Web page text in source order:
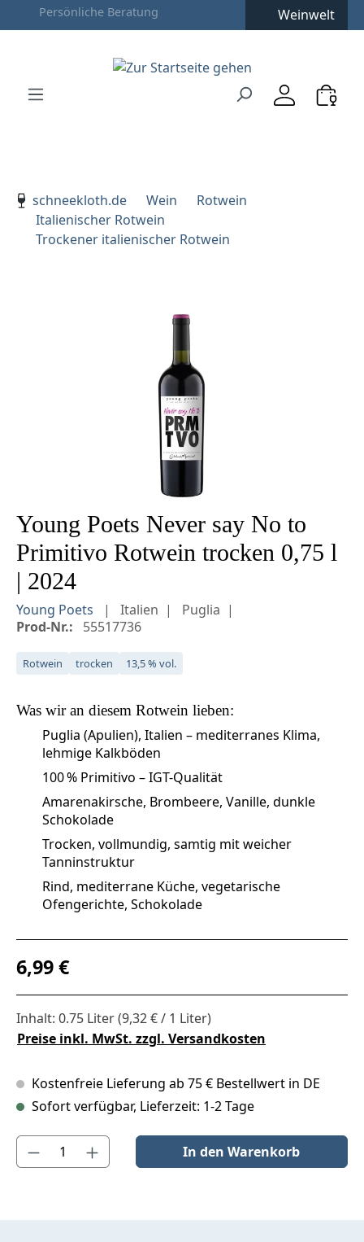
Zum Hauptinhalt springen
Zur Hauptnavigation springen
Weinwelt
schneekloth.de
Wein
Rotwein
Italienischer Rotwein
Trockener italienischer Rotwein
Bildergalerie überspringen
Young Poets Never say No to
Primitivo Rotwein trocken 0,75 l
| 2024
Young Poets Italien
Puglia
Prod-Nr.:
55517736
Rotwein trocken 13,5 % vol.
Was wir an diesem Rotwein lieben:
Puglia (Apulien), Italien – mediterranes Klima,
lehmige Kalkböden
100 % Primitivo – IGT-Qualität
Amarenakirsche, Brombeere, Vanille, dunkle
Schokolade
Trocken, vollmundig, samtig mit weicher
Tanninstruktur
Rind, mediterrane Küche, vegetarische
Ofengerichte, Schokolade
Regulärer Preis:
6,99 €
Inhalt: 0.75 Liter(9,32 € / 1 Liter)
Preise inkl. MwSt. zzgl. Versandkosten
Kostenfreie Lieferung ab 75 € Bestellwert in DE
Sofort verfügbar, Lieferzeit: 1-2 Tage
Produkt Anzahl: Gib den gewünschten Wert ein oder benutze
In den Warenkorb